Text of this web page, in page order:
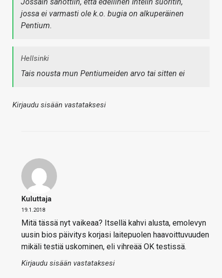
jossa ei varmasti ole k.o. bugia on alkuperäinen
Pentium.
Hellsinki
Tais nousta mun Pentiumeiden arvo tai sitten ei
Kirjaudu sisään vastataksesi
Kuluttaja
19.1.2018
Mitä tässä nyt vaikeaa? Itsellä kahvi alusta, emolevyn
uusin bios päivitys korjasi laitepuolen haavoittuvuuden
mikäli testiä uskominen, eli vihreää OK testissä.
Kirjaudu sisään vastataksesi